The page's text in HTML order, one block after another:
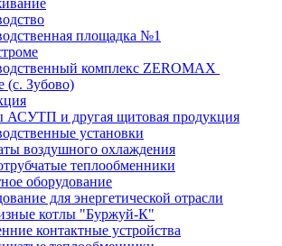
площадка №1
комплекс ZEROMAX
(с. Зубово)
и другая щитовая продукция
установки
воздушного охлаждения
теплообменники
оборудование
для энергетической отрасли
котлы "Буржуй-К"
контактные устройства